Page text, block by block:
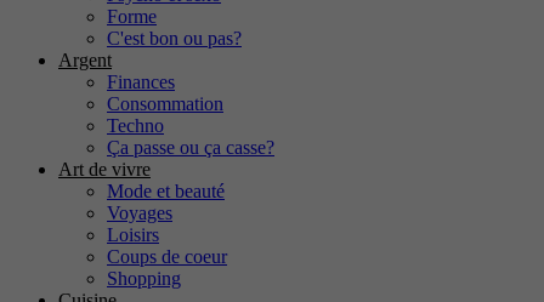
Forme
C'est bon ou pas?
Argent
Finances
Consommation
Techno
Ça passe ou ça casse?
Art de vivre
Mode et beauté
Voyages
Loisirs
Coups de coeur
Shopping